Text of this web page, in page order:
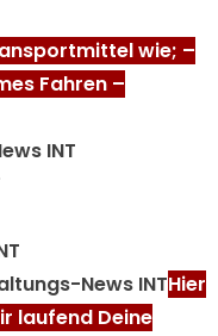
wie; –
Fahren –
INT
News INTHier
laufend Deine